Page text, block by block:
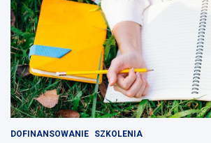
DOFINANSOWANIE SZKOLENIA